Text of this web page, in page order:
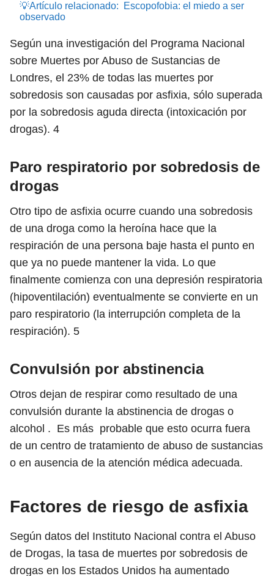
💡Artículo relacionado:
Escopofobia: el miedo a ser
observado
Según una investigación del Programa Nacional
sobre Muertes por Abuso de Sustancias de
Londres, el 23% de todas las muertes por
sobredosis son causadas por asfixia, sólo superada
por la sobredosis aguda directa (intoxicación por
drogas). 4
Paro respiratorio por sobredosis de
drogas
Otro tipo de asfixia ocurre cuando una sobredosis
de una droga como la heroína hace que la
respiración de una persona baje hasta el punto en
que ya no puede mantener la vida. Lo que
finalmente comienza con una depresión respiratoria
(hipoventilación) eventualmente se convierte en un
paro respiratorio (la interrupción completa de la
respiración). 5
Convulsión por abstinencia
Otros dejan de respirar como resultado de una
convulsión durante la abstinencia de drogas o
alcohol . Es más probable que esto ocurra fuera
de un centro de tratamiento de abuso de sustancias
o en ausencia de la atención médica adecuada.
Factores de riesgo de asfixia
Según datos del Instituto Nacional contra el Abuso
de Drogas, la tasa de muertes por sobredosis de
drogas en los Estados Unidos ha aumentado